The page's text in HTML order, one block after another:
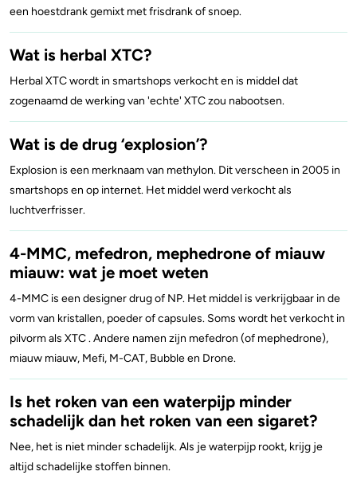
een hoestdrank gemixt met frisdrank of snoep.
Wat is herbal XTC?
Herbal XTC wordt in smartshops verkocht en is middel dat
zogenaamd de werking van 'echte' XTC zou nabootsen.
Wat is de drug ‘explosion’?
Explosion is een merknaam van methylon. Dit verscheen in 2005 in
smartshops en op internet. Het middel werd verkocht als
luchtverfrisser.
4-MMC, mefedron, mephedrone of miauw
miauw: wat je moet weten
4-MMC is een designer drug of NP. Het middel is verkrijgbaar in de
vorm van kristallen, poeder of capsules. Soms wordt het verkocht in
pilvorm als XTC . Andere namen zijn mefedron (of mephedrone),
miauw miauw, Mefi, M-CAT, Bubble en Drone.
Is het roken van een waterpijp minder
schadelijk dan het roken van een sigaret?
Nee, het is niet minder schadelijk. Als je waterpijp rookt, krijg je
altijd schadelijke stoffen binnen.